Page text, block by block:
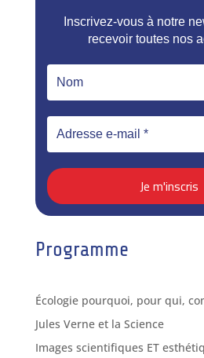
Inscrivez-vous à notre
recevoir toutes nos
Programme
Écologie pourquoi, pour qui,
Jules Verne et la Science
Images scientifiques ET